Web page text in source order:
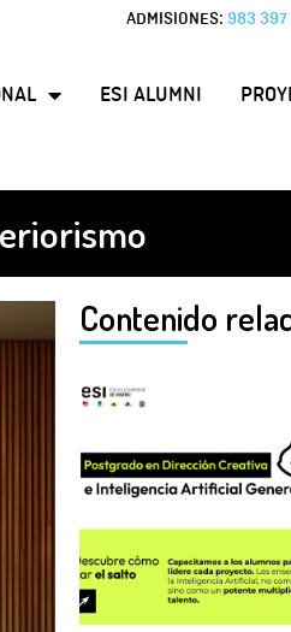
ADMISIONES: 983 397
ESI ALUMNI
Contenido